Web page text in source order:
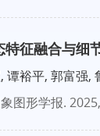
特征融合与细
谭裕平, 郭富强,
图形学报.